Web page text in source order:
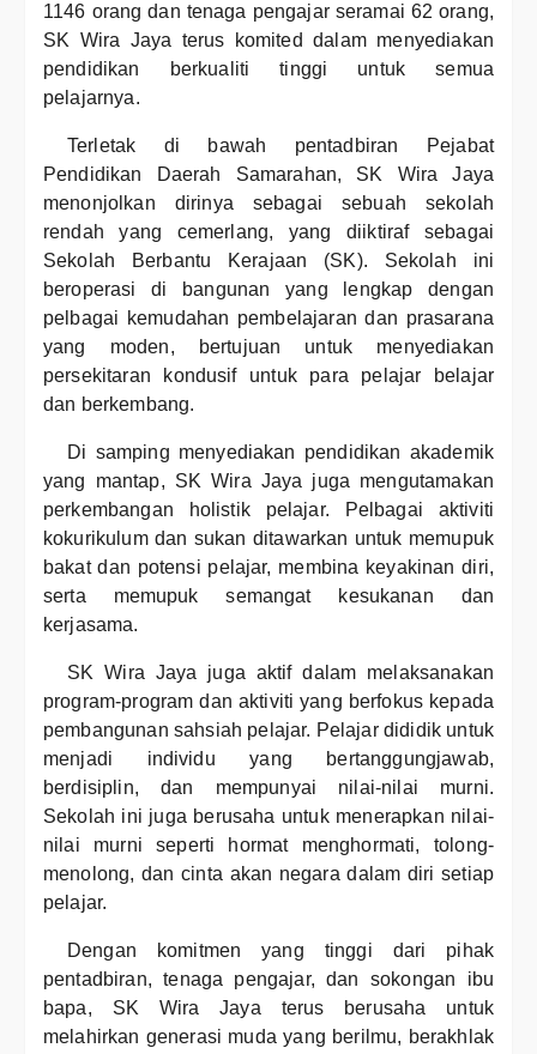
1146 orang dan tenaga pengajar seramai 62 orang,
SK Wira Jaya terus komited dalam menyediakan
pendidikan berkualiti tinggi untuk semua
pelajarnya.
Terletak di bawah pentadbiran Pejabat
Pendidikan Daerah Samarahan, SK Wira Jaya
menonjolkan dirinya sebagai sebuah sekolah
rendah yang cemerlang, yang diiktiraf sebagai
Sekolah Berbantu Kerajaan (SK). Sekolah ini
beroperasi di bangunan yang lengkap dengan
pelbagai kemudahan pembelajaran dan prasarana
yang moden, bertujuan untuk menyediakan
persekitaran kondusif untuk para pelajar belajar
dan berkembang.
Di samping menyediakan pendidikan akademik
yang mantap, SK Wira Jaya juga mengutamakan
perkembangan holistik pelajar. Pelbagai aktiviti
kokurikulum dan sukan ditawarkan untuk memupuk
bakat dan potensi pelajar, membina keyakinan diri,
serta memupuk semangat kesukanan dan
kerjasama.
SK Wira Jaya juga aktif dalam melaksanakan
program-program dan aktiviti yang berfokus kepada
pembangunan sahsiah pelajar. Pelajar dididik untuk
menjadi individu yang bertanggungjawab,
berdisiplin, dan mempunyai nilai-nilai murni.
Sekolah ini juga berusaha untuk menerapkan nilai-
nilai murni seperti hormat menghormati, tolong-
menolong, dan cinta akan negara dalam diri setiap
pelajar.
Dengan komitmen yang tinggi dari pihak
pentadbiran, tenaga pengajar, dan sokongan ibu
bapa, SK Wira Jaya terus berusaha untuk
melahirkan generasi muda yang berilmu, berakhlak